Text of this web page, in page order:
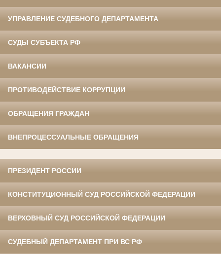
УПРАВЛЕНИЕ СУДЕБНОГО ДЕПАРТАМЕНТА
СУДЫ СУБЪЕКТА РФ
ВАКАНСИИ
ПРОТИВОДЕЙСТВИЕ КОРРУПЦИИ
ОБРАЩЕНИЯ ГРАЖДАН
ВНЕПРОЦЕССУАЛЬНЫЕ ОБРАЩЕНИЯ
ПРЕЗИДЕНТ РОССИИ
КОНСТИТУЦИОННЫЙ СУД РОССИЙСКОЙ ФЕДЕРАЦИИ
ВЕРХОВНЫЙ СУД РОССИЙСКОЙ ФЕДЕРАЦИИ
СУДЕБНЫЙ ДЕПАРТАМЕНТ ПРИ ВС РФ